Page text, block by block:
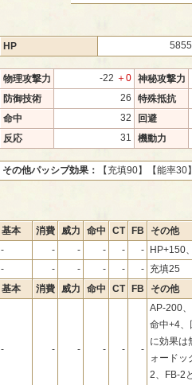
HP 5855
物理攻撃力 -22 ＋0 神秘攻撃力
防御技術
26 特殊抵抗
命中
32 回避
反応
31 機動力
その他パッシブ効果： 【充填90】 【能率30】
基本 消費 威力 命中 CT FB
その他
- - - - - -
HP+150
- - - - - -
充填25
基本 消費 威力 命中 CT FB その他
- - - - - -
AP-200
命中+4、
に効果は
ォードッ
2、FB-2